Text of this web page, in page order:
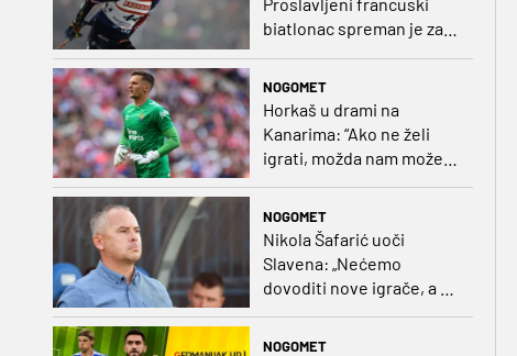
Proslavljeni francuski
biatlonac spreman je za
NOGOMET
Horkaš u drami na
Kanarima: “Ako ne želi
igrati, možda nam može
pomoći obilježavati teren
NOGOMET
Nikola Šafarić uoči
Slavena: „Nećemo
dovoditi nove igrače, a o
NOGOMET